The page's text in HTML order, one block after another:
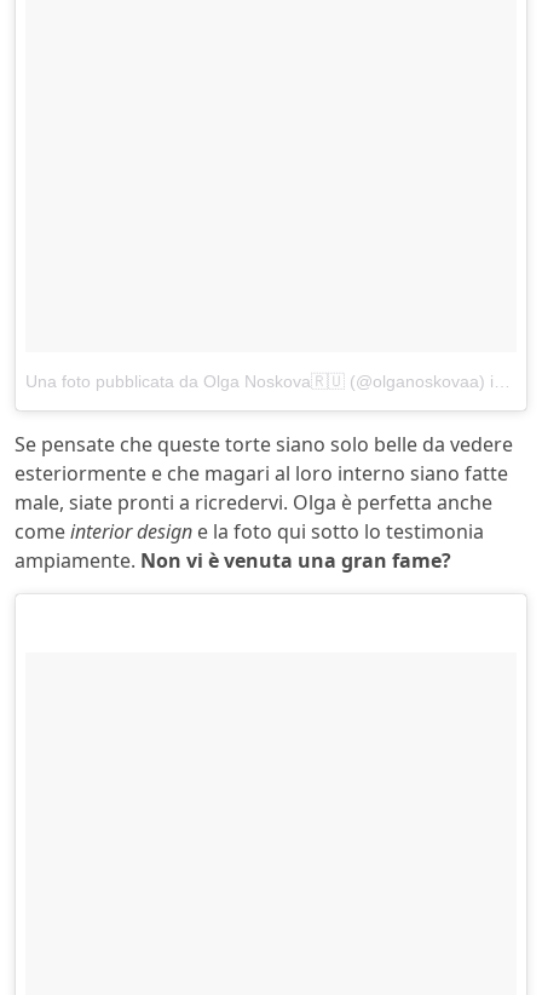
Una foto pubblicata da Olga Noskova🇷🇺 (@olganoskovaa) in data:
Se pensate che queste torte siano solo belle da vedere
esteriormente e che magari al loro interno siano fatte
male, siate pronti a ricredervi. Olga è perfetta anche
comeinterior design e la foto qui sotto lo testimonia
ampiamente. Non vi è venuta una gran fame?